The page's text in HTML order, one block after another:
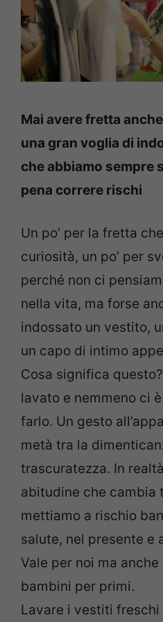
Mai avere fretta
una gran voglia di
che abbiamo sempre
pena correre rischi
Un po’ per la fretta
curiosità, un po’ per
perché non ci
nella vita, ma forse
indossato un vestito,
un capo di intimo
Cosa significa
lavato e nemmeno ci
farlo. Un gesto
metà tra la
trascuratezza. In
abitudine che cambia
mettiamo a rischio
salute, nel presente e
Vale per noi ma
bambini per primi.
Lavare i vestiti